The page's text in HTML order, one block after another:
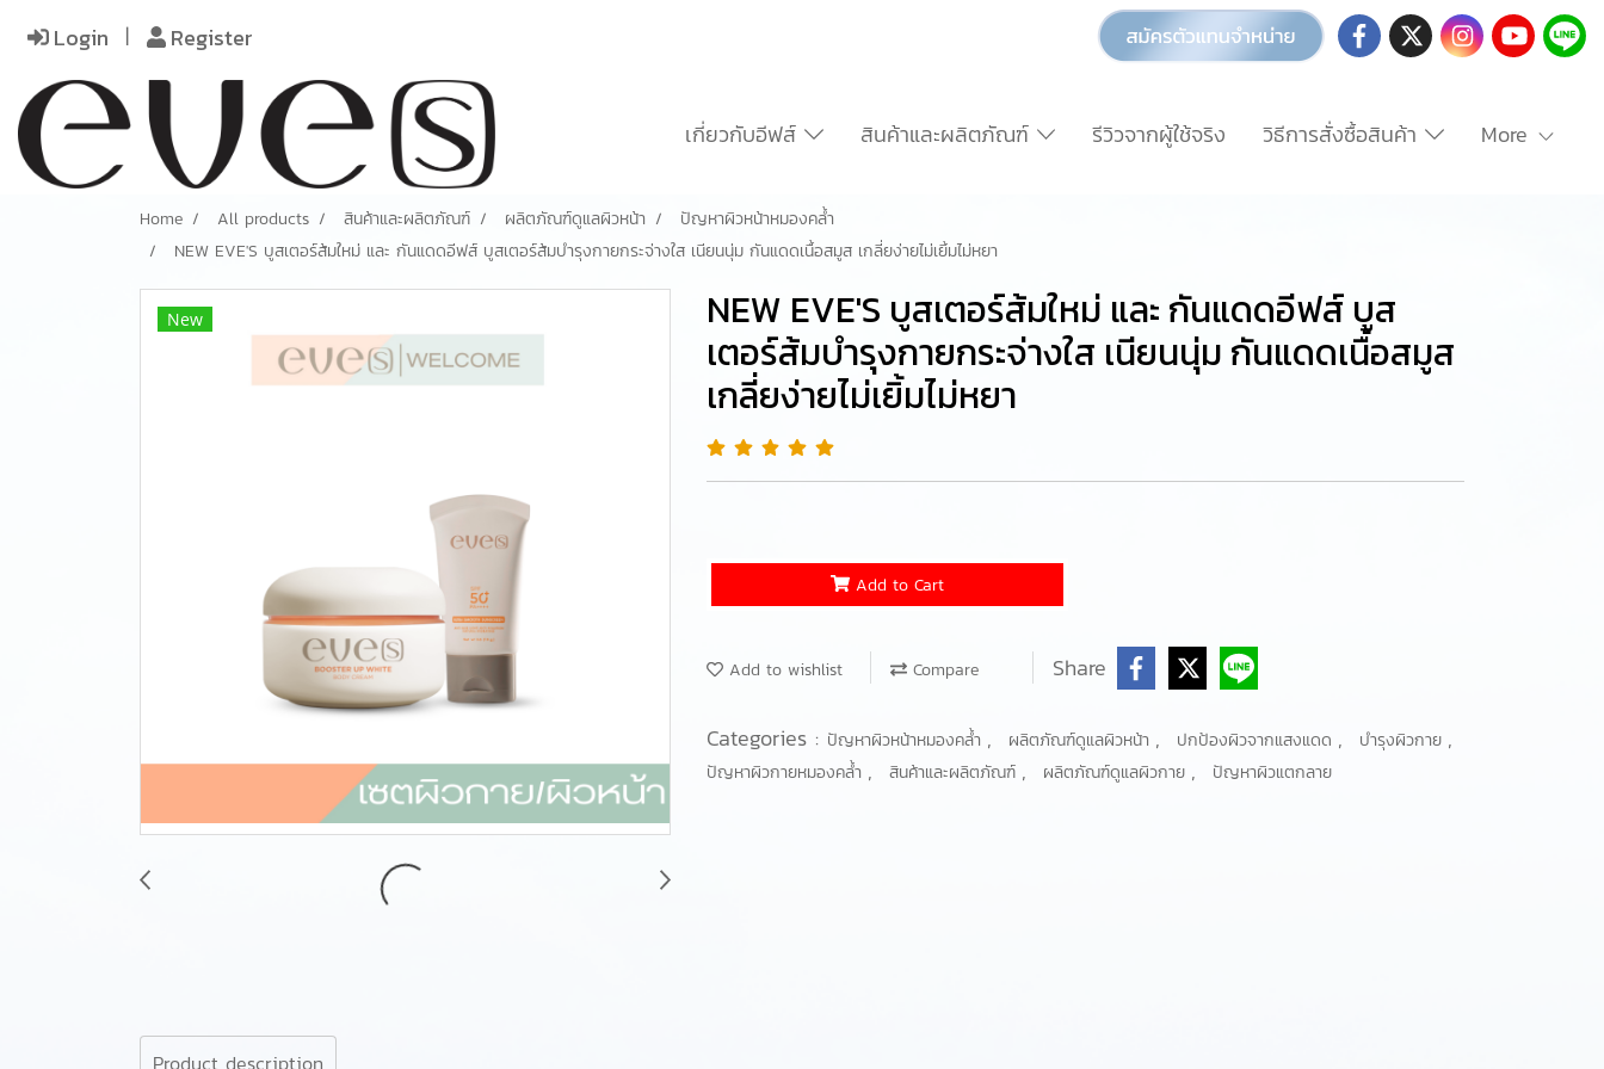
Login Register
เกี่ยวกับอีฟส์ สินค้าและผลิตภัณฑ์ รีวิวจากผู้ใช้จริง วิธีการสั่งซื้อสินค้า More
Home All products สินค้าและผลิตภัณฑ์ ผลิตภัณฑ์ดูแลผิวหน้า
ปัญหาผิวหน้าหมองคล้ำ
NEW EVE'S บูสเตอร์ส้มใหม่ และ กันแดดอีฟส์ บูสเตอร์ส้มบำรุงกายกระจ่างใส เนียนนุ่ม กันแดดเนื้อสมูส เกลี่ยง่ายไม่เยิ้มไม่หยา
New
NEW EVE'S บูสเตอร์ส้มใหม่ และ กันแดดอีฟส์ บูส
เตอร์ส้มบำรุงกายกระจ่างใส เนียนนุ่ม กันแดดเนื้อสมูส
เกลี่ยง่ายไม่เยิ้มไม่หยา
Add to Cart
Add to wishlist Compare Share
Categories : ปัญหาผิวหน้าหมองคล้ำ , ผลิตภัณฑ์ดูแลผิวหน้า , ปกป้องผิวจากแสงแดด , บำรุงผิวกาย ,
ปัญหาผิวกายหมองคล้ำ , สินค้าและผลิตภัณฑ์ , ผลิตภัณฑ์ดูแลผิวกาย , ปัญหาผิวแตกลาย
Product description